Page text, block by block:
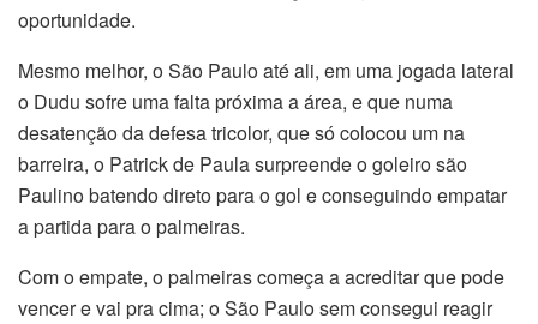
oportunidade.
Mesmo melhor, o São Paulo até ali, em uma jogada lateral
o Dudu sofre uma falta próxima a área, e que numa
desatenção da defesa tricolor, que só colocou um na
barreira, o Patrick de Paula surpreende o goleiro são
Paulino batendo direto para o gol e conseguindo empatar
a partida para o palmeiras.
Com o empate, o palmeiras começa a acreditar que pode
vencer e vai pra cima; o São Paulo sem consegui reagir